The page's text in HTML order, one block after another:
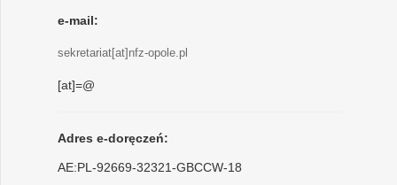
e-mail:
sekretariat[at]nfz-opole.pl
[at]=@
Adres e-doręczeń:
AE:PL-92669-32321-GBCCW-18